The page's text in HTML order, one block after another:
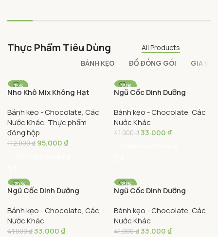
Thực Phẩm Tiêu Dùng
All Products
BÁNH KẸO
ĐỒ ĐÓNG GÓI GIA VỊ
-15%
Nho Khô Mix Không Hạt
350g – Nuts Talk Seedless
Mixed Raisins Heart Box
350g
Bánh kẹo - Chocolate, Các
Nước Khác, Thực phẩm
đóng hộp
112.000₫ 95.000₫
-20%
Ngũ Cốc Dinh Dưỡng
Ong Hạnh Nhân 40g –
Captain Granola Honey
Almond
Bánh kẹo - Chocolate, Các
Nước Khác
41.000₫33.000₫
-20%
Ngũ Cốc Dinh Dưỡng
Chua Dâu Tây 40g –
Captain Granola
Strawberry Yoghurt
Bánh kẹo - Chocolate, Các
Nước Khác
41.000₫33.000₫
-20%
Ngũ Cốc Dinh Dưỡng
Hạt Phỉ 40g – Captain
Granola Cocoa Hazelnut
Bánh kẹo - Chocolate, Các
Nước Khác
41.000₫33.000₫